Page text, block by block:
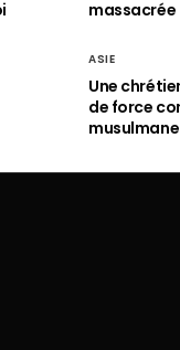
massacrée
ASIE
Une
de force
musulmane